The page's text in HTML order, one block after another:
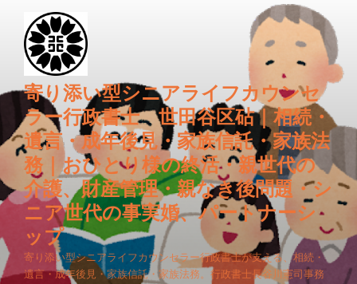
キ
プ
寄り添い型シニアライフカウンセ
ラー行政書士 世田谷区砧｜相続・
遺言・成年後見・家族信託・家族法
務｜おひとり様の終活・親世代の
介護、財産管理・親なき後問題・シ
ニア世代の事実婚、パートナーシ
ップ
寄り添い型シニアライフカウンセラー行政書士が支える、相続・
遺言・成年後見・家族信託・家族法務。行政書士長谷川憲司事務